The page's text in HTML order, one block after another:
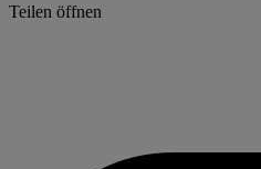
Teilen öffnen